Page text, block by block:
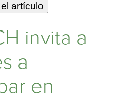
artículo
invita a
a
en